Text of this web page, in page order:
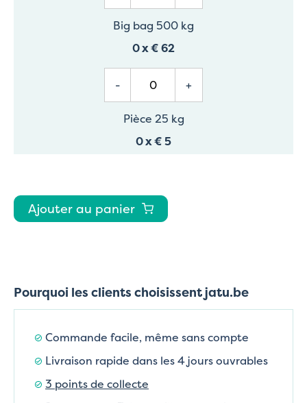
Big bag 500 kg
0x€ 62
- +
Pièce 25 kg
0x€ 5
Ajouter au panier
Pourquoi les clients choisissent jatu.be
Commande facile, même sans compte
Livraison rapide dans les 4 jours ouvrables
3 points de collecte